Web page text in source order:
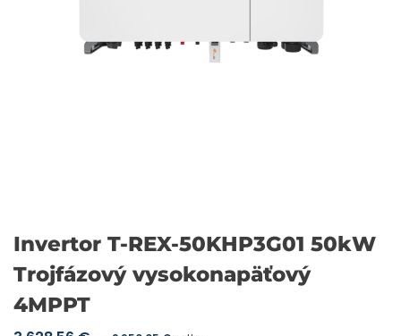
Invertor T-REX-50KHP3G01 50kW
Trojfázový vysokonapäťový
4MPPT